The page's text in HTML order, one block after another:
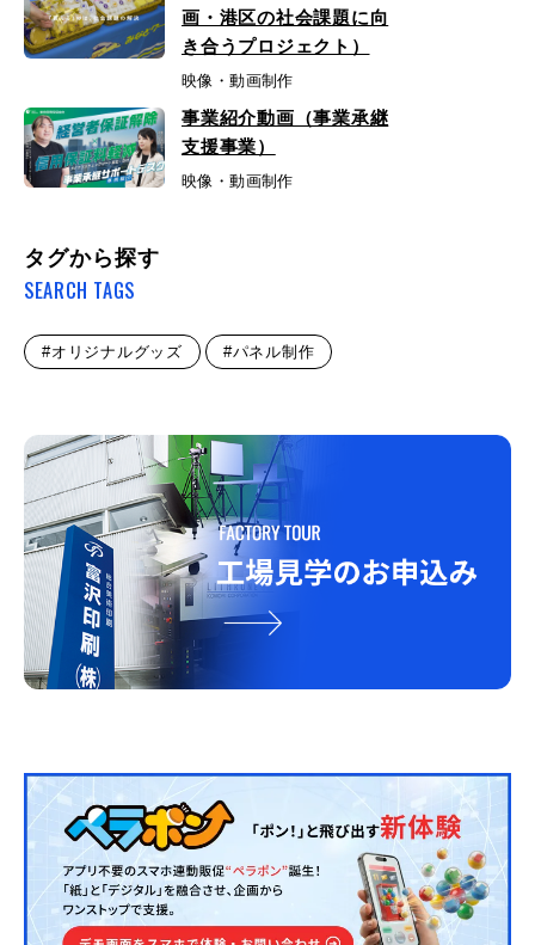
画・港区の社会課題に向
き合うプロジェクト）
映像・動画制作
事業紹介動画（事業承継
支援事業）
映像・動画制作
タグから探す
SEARCH TAGS
#オリジナルグッズ #パネル制作